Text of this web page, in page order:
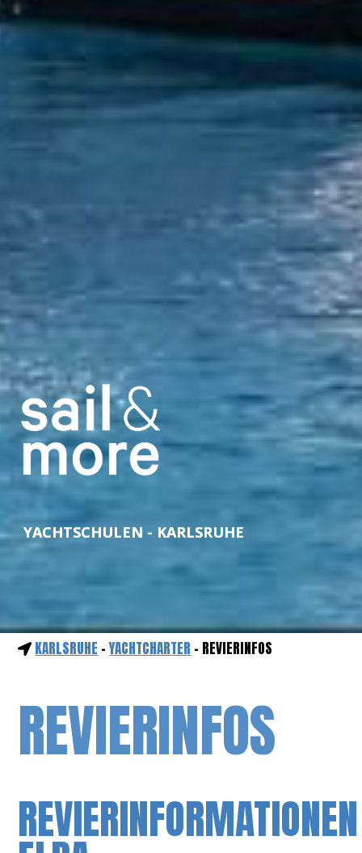
YACHTSCHULEN - KARLSRUHE
KARLSRUHE -YACHTCHARTER - REVIERINFOS
REVIERINFOS
REVIERINFORMATIONEN